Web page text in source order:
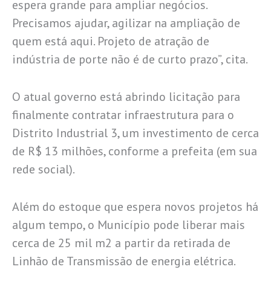
espera grande para ampliar negócios.
Precisamos ajudar, agilizar na ampliação de
quem está aqui. Projeto de atração de
indústria de porte não é de curto prazo”, cita.
O atual governo está abrindo licitação para
finalmente contratar infraestrutura para o
Distrito Industrial 3, um investimento de cerca
de R$ 13 milhões, conforme a prefeita (em sua
rede social).
Além do estoque que espera novos projetos há
algum tempo, o Município pode liberar mais
cerca de 25 mil m2 a partir da retirada de
Linhão de Transmissão de energia elétrica.